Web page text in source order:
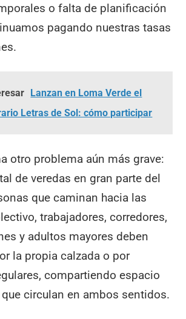
o falta de planificación
pagando nuestras tasas
Lanzan en Loma Verde el
Letras de Sol: cómo participar
otro problema aún más grave:
de veredas en gran parte del
que caminan hacia las
trabajadores, corredores,
y adultos mayores deben
la propia calzada o por
compartiendo espacio
circulan en ambos sentidos.